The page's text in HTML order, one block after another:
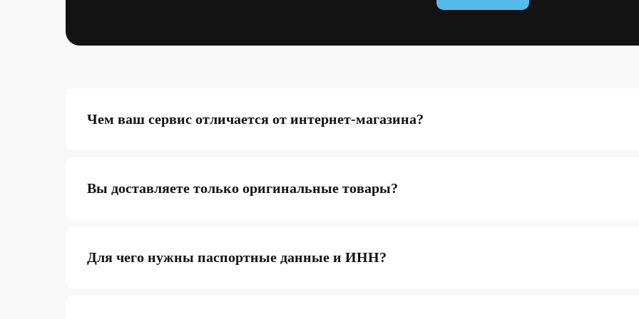
Чем ваш сервис отличается от интернет-магазина?
Вы доставляете только оригинальные товары?
Для чего нужны паспортные данные и ИНН?